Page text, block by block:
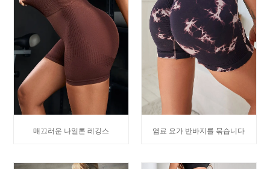
매끄러운 나일론 레깅스 염료 요가 반바지를 묶습니다